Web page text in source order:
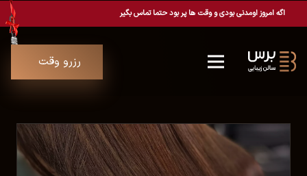
اگه امروز اومدنی بودی و وقت ها پر بود حتما تماس بگیر
رزرو وقت